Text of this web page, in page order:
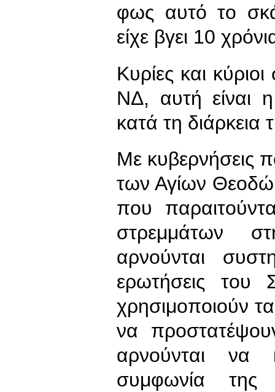
φως αυτό το
είχε βγει 10
Κυρίες και
ΝΔ, αυτή είναι
κατά τη διάρκεια
Με κυβερνήσεις
των Αγίων
που
στρεμμάτων
αρνούνται
ερωτήσεις
χρησιμοποιούν
να
αρνούνται να
συμφωνία